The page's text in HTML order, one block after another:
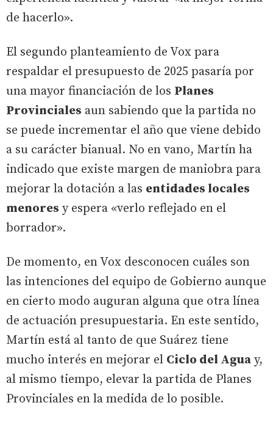
de hacerlo».
El segundo planteamiento de Vox para
respaldar el presupuesto de 2025 pasaría por
una mayor financiación de los Planes
Provinciales aun sabiendo que la partida no
se puede incrementar el año que viene debido
a su carácter bianual. No en vano, Martín ha
indicado que existe margen de maniobra para
mejorar la dotación a las entidades locales
menores y espera «verlo reflejado en el
borrador».
De momento, en Vox desconocen cuáles son
las intenciones del equipo de Gobierno aunque
en cierto modo auguran alguna que otra línea
de actuación presupuestaria. En este sentido,
Martín está al tanto de que Suárez tiene
mucho interés en mejorar el Ciclo del Agua y,
al mismo tiempo, elevar la partida de Planes
Provinciales en la medida de lo posible.